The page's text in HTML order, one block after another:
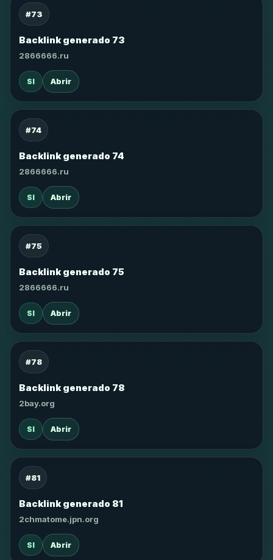
#73
Backlink generado 73
2866666.ru
SI Abrir
#74
Backlink generado 74
2866666.ru
SI Abrir
#75
Backlink generado 75
2866666.ru
SI Abrir
#78
Backlink generado 78
2bay.org
SI Abrir
#81
Backlink generado 81
2chmatome.jpn.org
SI Abrir